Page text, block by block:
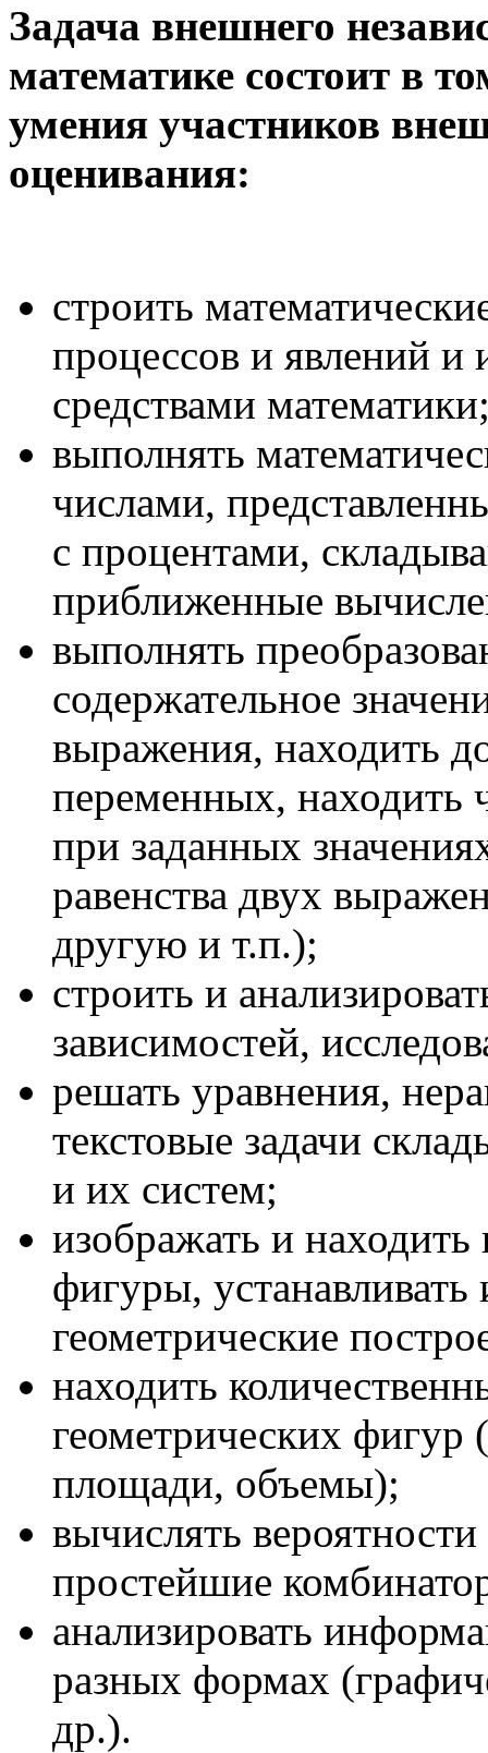
Задача внешнего
математике состоит в
умения участников
оценивания:
строить
процессов и явлений и
средствами
выполнять
числами,
с процентами,
приближенные
выполнять
содержательное
выражения, находить
переменных, находить
при заданных
равенства двух
другую и т.п.);
строить и
зависимостей,
решать уравнения,
текстовые задачи
и их систем;
изображать и находить
фигуры,
геометрические
находить
геометрических фигур
площади, объемы);
вычислять
простейшие
анализировать
разных формах
др.).